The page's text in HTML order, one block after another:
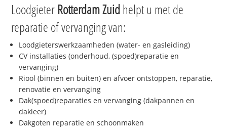
Loodgieter Rotterdam Zuidhelpt u met de
reparatie of vervanging van:
Loodgieterswerkzaamheden (water- en gasleiding)
CV installaties (onderhoud, (spoed)reparatie en
vervanging)
Riool (binnen en buiten) en afvoer ontstoppen, reparatie,
renovatie en vervanging
Dak(spoed)reparaties en vervanging (dakpannen en
dakleer)
Dakgoten reparatie en schoonmaken